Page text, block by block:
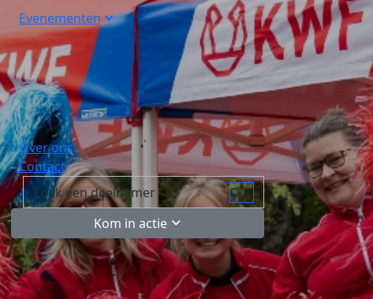
Evenementen
Over ons
Contact
Kom in actie